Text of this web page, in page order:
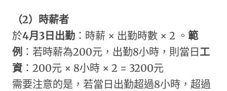
（2）時薪者
於4月3日出勤 ：時薪 × 出勤時數 × 2 。 範
例 ：若時薪為200元，出勤8小時，則​當日工
資：​200元 × 8小時 × 2 = 3200元
需要注意的是，若當日出勤超過8小時，超過